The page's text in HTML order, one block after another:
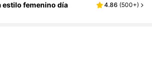
estilo femenino día
4.86 (500+)